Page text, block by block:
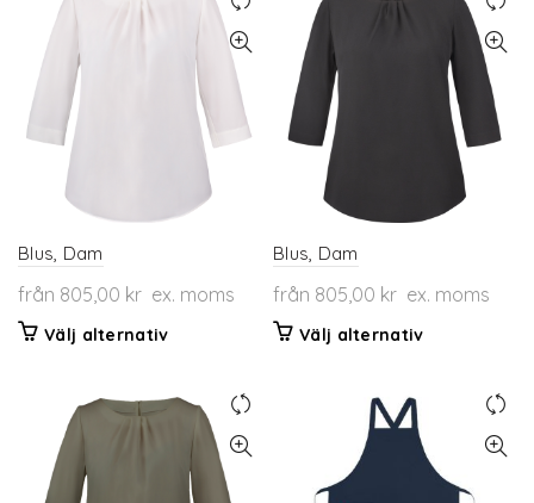
flera
varianter.
olika
alternativen
väljas
på
Blus, Dam
från 805,00 kr ex. moms
Välj alternativDen
har
flera
varianter.
De
Blus, Dam
från 805,00 kr ex. moms
Välj alternativDen
varianter.